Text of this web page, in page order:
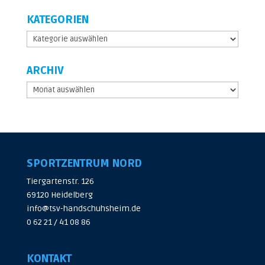
KATEGORIEN
Kategorien
ARCHIV
Archiv
SPORTZENTRUM NORD
Tiergartenstr. 126
69120 Heidelberg
info@tsv-handschuhsheim.de
0 62 21 / 41 08 86
KONTAKT